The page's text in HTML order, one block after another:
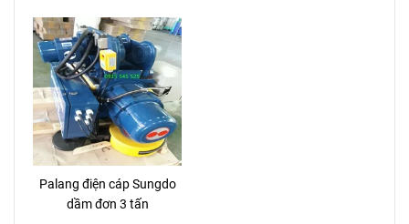
Palang điện cáp Sungdo
dầm đơn 3 tấn